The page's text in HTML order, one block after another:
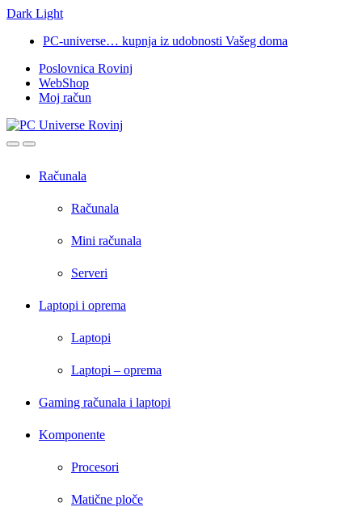
Dark Light
navigation
content
PC-universe… kupnja iz udobnosti Vašeg doma
Poslovnica Rovinj
WebShop
Moj račun
OpenClose
Računala
Računala
Mini računala
Serveri
Laptopi i oprema
Laptopi
Laptopi – oprema
Gaming računala i laptopi
Komponente
Procesori
Matične ploče